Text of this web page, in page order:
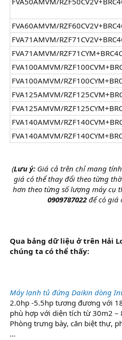
FVA60AMVM/
FVA71AMVM/
FVA71AMVM/
FVA100AMVM/
FVA100AMVM/
FVA125AMVM/
FVA125AMVM/
FVA140AMVM/
FVA140AMVM/
(Lưu ý:Giá cả trên chỉ mang
giá có thể thay đổi theo từng
hơn theo từng số lượng máy cụ
0909787022 để có giá
Qua bảng dữ liệu ở trên Hải
chúng ta có thể thấy:
Máy lạnh tủ đứng Daikin dòng
2.0hp -5.5hp tương đương với
phù hợp với diện tích từ 30m2 –
Phòng trưng bày, căn biệt thự,
…